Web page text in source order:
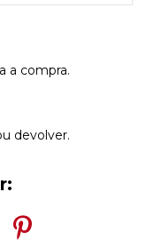
a compra.
devolver.